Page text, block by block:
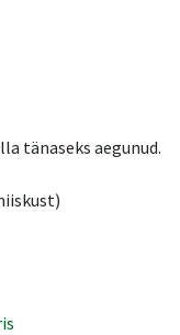
tänaseks aegunud.